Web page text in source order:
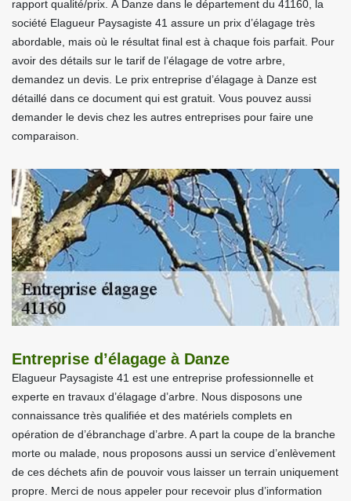
rapport qualité/prix. À Danze dans le département du 41160, la
société Elagueur Paysagiste 41 assure un prix d’élagage très
abordable, mais où le résultat final est à chaque fois parfait. Pour
avoir des détails sur le tarif de l’élagage de votre arbre,
demandez un devis. Le prix entreprise d’élagage à Danze est
détaillé dans ce document qui est gratuit. Vous pouvez aussi
demander le devis chez les autres entreprises pour faire une
comparaison.
Entreprise d’élagage à Danze
Elagueur Paysagiste 41 est une entreprise professionnelle et
experte en travaux d’élagage d’arbre. Nous disposons une
connaissance très qualifiée et des matériels complets en
opération de d’ébranchage d’arbre. A part la coupe de la branche
morte ou malade, nous proposons aussi un service d’enlèvement
de ces déchets afin de pouvoir vous laisser un terrain uniquement
propre. Merci de nous appeler pour recevoir plus d’information